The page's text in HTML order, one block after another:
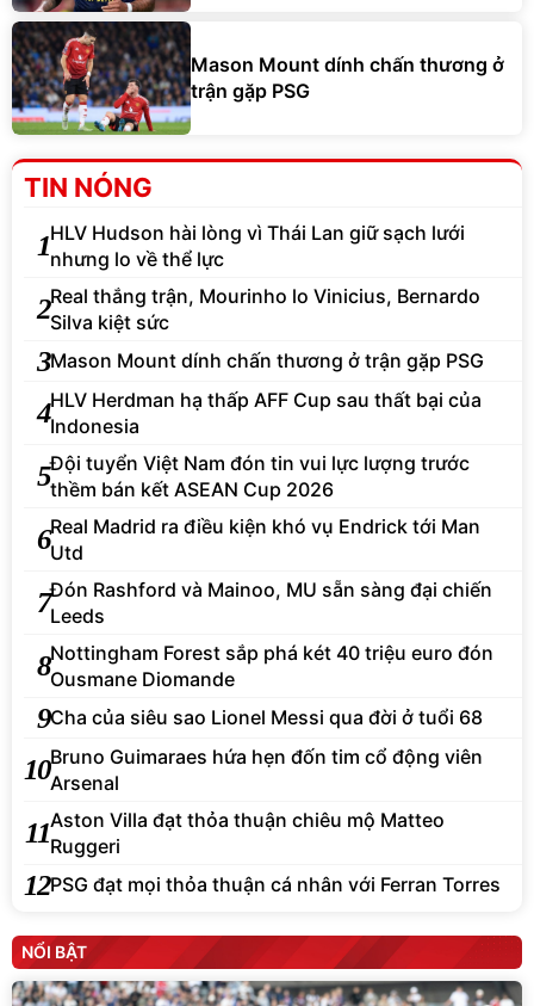
Mason Mount dính chấn thương ở
trận gặp PSG
TIN NÓNG
1HLV Hudson hài lòng vì Thái Lan giữ sạch lưới
nhưng lo về thể lực
2Real thắng trận, Mourinho lo Vinicius, Bernardo
Silva kiệt sức
3Mason Mount dính chấn thương ở trận gặp PSG
4HLV Herdman hạ thấp AFF Cup sau thất bại của
Indonesia
5Đội tuyển Việt Nam đón tin vui lực lượng trước
thềm bán kết ASEAN Cup 2026
6Real Madrid ra điều kiện khó vụ Endrick tới Man
Utd
7Đón Rashford và Mainoo, MU sẵn sàng đại chiến
Leeds
8Nottingham Forest sắp phá két 40 triệu euro đón
Ousmane Diomande
9Cha của siêu sao Lionel Messi qua đời ở tuổi 68
10Bruno Guimaraes hứa hẹn đốn tim cổ động viên
Arsenal
11Aston Villa đạt thỏa thuận chiêu mộ Matteo
Ruggeri
12PSG đạt mọi thỏa thuận cá nhân với Ferran Torres
NỔI BẬT